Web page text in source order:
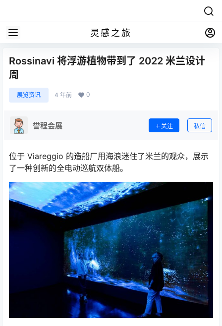
灵感之旅
Rossinavi 将浮游植物带到了 2022 米兰设计
周
展览资讯 4 年前 0
誉程会展 关注 私信
位于 Viareggio 的造船厂用海浪迷住了米兰的观众，展示
了一种创新的全电动巡航双体船。